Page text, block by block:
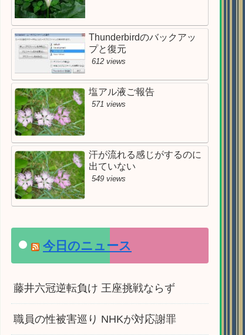
Thunderbirdのバックアッ
プと復元
612 views
塩アル液ご報告
571 views
汗が流れる感じがするのに
出ていない
549 views
今日のニュース
藤井六冠逆転負け 王座挑戦ならず
職員の性被害巡り NHKが対応謝罪